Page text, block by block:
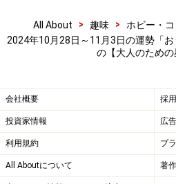
All About > 趣味 > ホビー・
2024年10月28日～11月3日の運勢「
の【大人のための
会社概要 採
投資家情報 広
利用規約 プ
All Aboutについて 著